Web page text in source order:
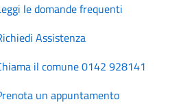
le domande frequenti
Assistenza
il comune 0142 928141
un appuntamento